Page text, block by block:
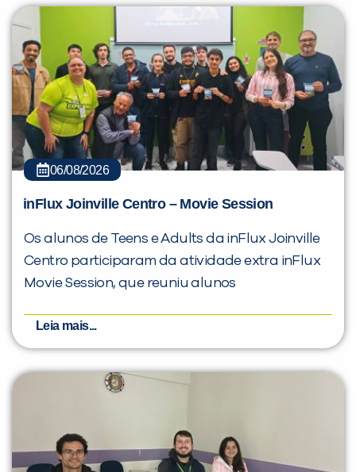
06/08/2026
inFlux Joinville Centro – Movie Session
Os alunos de Teens e Adults da inFlux Joinville
Centro participaram da atividade extra inFlux
Movie Session, que reuniu alunos
Leia mais...